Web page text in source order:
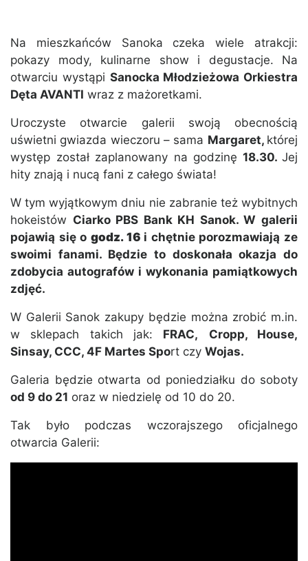
Na mieszkańców Sanoka czeka wiele atrakcji:
pokazy mody, kulinarne show i degustacje. Na
otwarciu wystąpi Sanocka Młodzieżowa Orkiestra
Dęta AVANTI wraz z mażoretkami.
Uroczyste otwarcie galerii swoją obecnością
uświetni gwiazda wieczoru – sama Margaret, której
występ został zaplanowany na godzinę 18.30. Jej
hity znają i nucą fani z całego świata!
W tym wyjątkowym dniu nie zabranie też wybitnych
hokeistów Ciarko PBS Bank KH Sanok.W galerii
pojawią się o godz. 16 i chętnie porozmawiają ze
swoimi fanami. Będzie to doskonała okazja do
zdobycia autografów i wykonania pamiątkowych
zdjęć.
W Galerii Sanok zakupy będzie można zrobić m.in.
w sklepach takich jak: FRAC,
Cropp, House,
Sinsay, CCC, 4F Martes Sport czy Wojas.
Galeria będzie otwarta od poniedziałku do soboty
od 9 do 21 oraz w niedzielę od 10 do 20.
Tak było podczas wczorajszego oficjalnego
otwarcia Galerii: